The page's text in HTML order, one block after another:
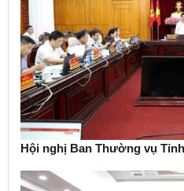
Hội nghị Ban Thường vụ